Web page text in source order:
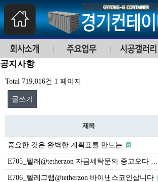
공지사항
Total 719,016건 1 페이지
글쓰기
제목
중요한 것은 완벽한 계획표를 만드는
E705_텔래@tetherzon 자금세탁문의 중고오다 …
E706_텔레그램@tetherzon 바이낸스코인삽니다